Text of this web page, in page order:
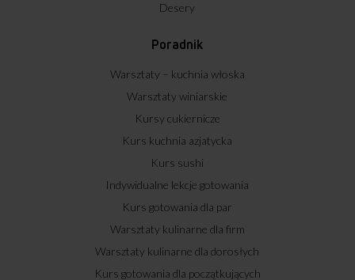
Desery
Poradnik
Warsztaty – kuchnia włoska
Warsztaty winiarskie
Kursy cukiernicze
Kurs kuchnia azjatycka
Kurs sushi
Indywidualne lekcje gotowania
Kurs gotowania dla par
Warsztaty kulinarne dla firm
Warsztaty kulinarne dla dorosłych
Kurs gotowania dla początkujących